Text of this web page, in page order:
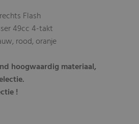
Flash
49cc 4-takt
rood, oranje
hoogwaardig materiaal,
!